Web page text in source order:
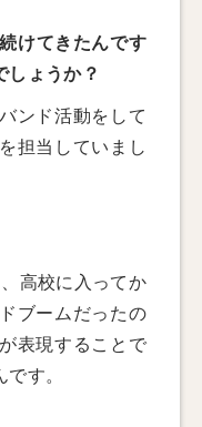
けてきたんです
しょうか？
ンド活動をして
担当していまし
高校に入ってか
ブームだったの
表現することで
す。